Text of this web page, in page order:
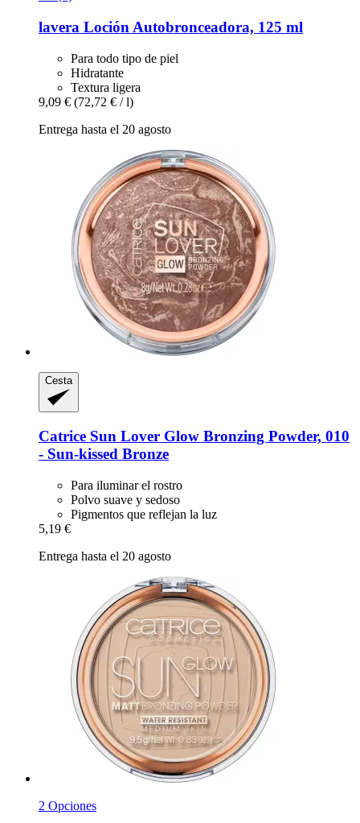
lavera Loción Autobronceadora, 125 ml
Para todo tipo de piel
Hidratante
Textura ligera
9,09 € (72,72 € / l)
Entrega hasta el 20 agosto
Cesta
Catrice Sun Lover Glow Bronzing Powder, 010
-​ Sun-​kissed Bronze
Para iluminar el rostro
Polvo suave y sedoso
Pigmentos que reflejan la luz
5,19 €
Entrega hasta el 20 agosto
2 Opciones